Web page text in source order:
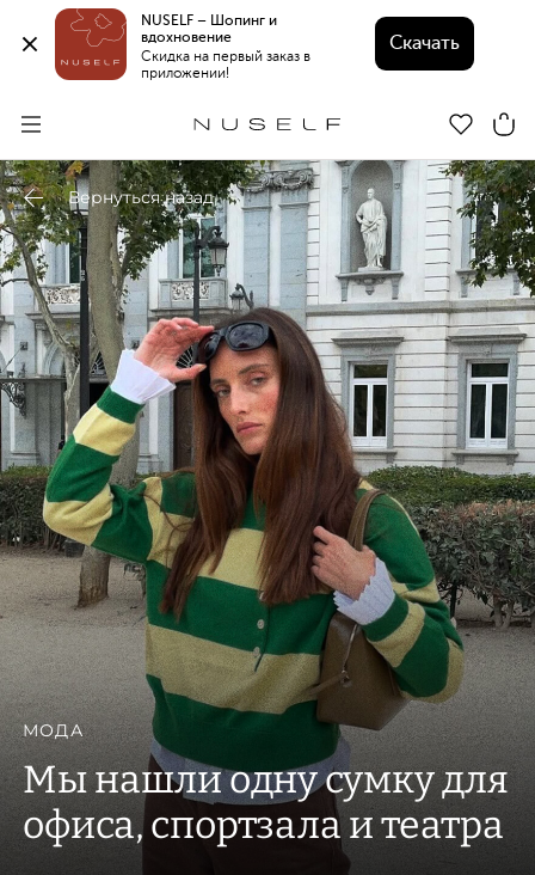
NUSELF – Шопинг и
вдохновение
Скидка на первый заказ в
приложении!
Скачать
Вернуться назад
МОДА
Мы нашли одну сумку для
офиса, спортзала и театра